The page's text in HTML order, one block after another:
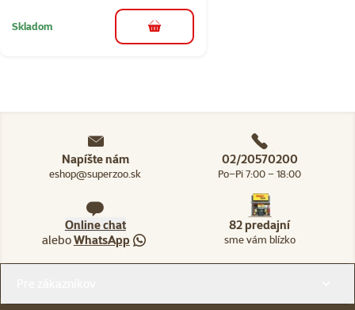
Skladom do košíka
Napíšte nám
eshop@superzoo.sk
02/20570200
Po–Pi 7:00 – 18:00
Online chat
aleboWhatsApp
82 predajní
sme vám blízko